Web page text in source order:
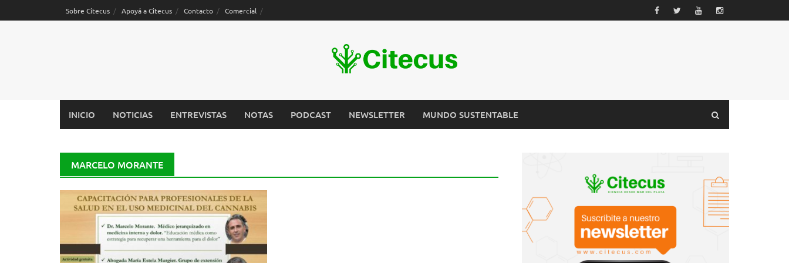
Sobre Citecus Apoyá a Citecus Contacto Comercial
INICIO NOTICIAS ENTREVISTAS NOTAS PODCAST NEWSLETTER MUNDO SUSTENTABLE
MARCELO MORANTE